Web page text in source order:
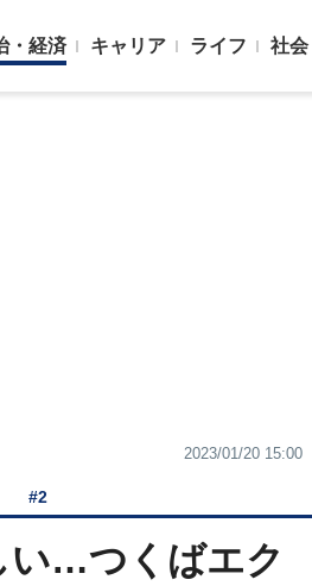
・経済 キャリア ライフ 社会
2023/01/20 15:00
#2
い…つくばエク